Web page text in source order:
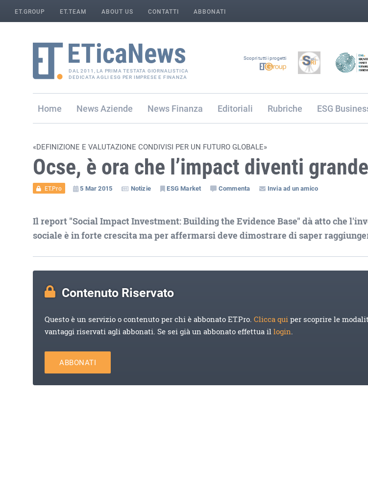
ET.GROUP ET.TEAM ABOUT US CONTATTI ABBONATI
DAL 2011, LA PRIMA TESTATA GIORNALISTICA
DEDICATA AGLI ESG PER IMPRESE E FINANZA
Scopri tutti i progetti
Home Aziende Finanza Editoriali Rubriche ESG
«DEFINIZIONE E VALUTAZIONE CONDIVISI PER UN FUTURO GLOBALE»
Ocse, è ora che l’impact diventi grande
ET.Pro 5 Mar 2015 Notizie ESG Market Commenta Invia ad un amico
Il report "Social Impact Investment: Building the Evidence Base" dà atto che
sociale è in forte crescita ma per affermarsi deve dimostrare di saper
Contenuto Riservato
Questo è un servizio o contenuto per chi è abbonato ET.Pro.Clicca quiper scoprire le
vantaggi riservati agli abbonati. Se sei già un abbonato effettua illogin.
ABBONATI